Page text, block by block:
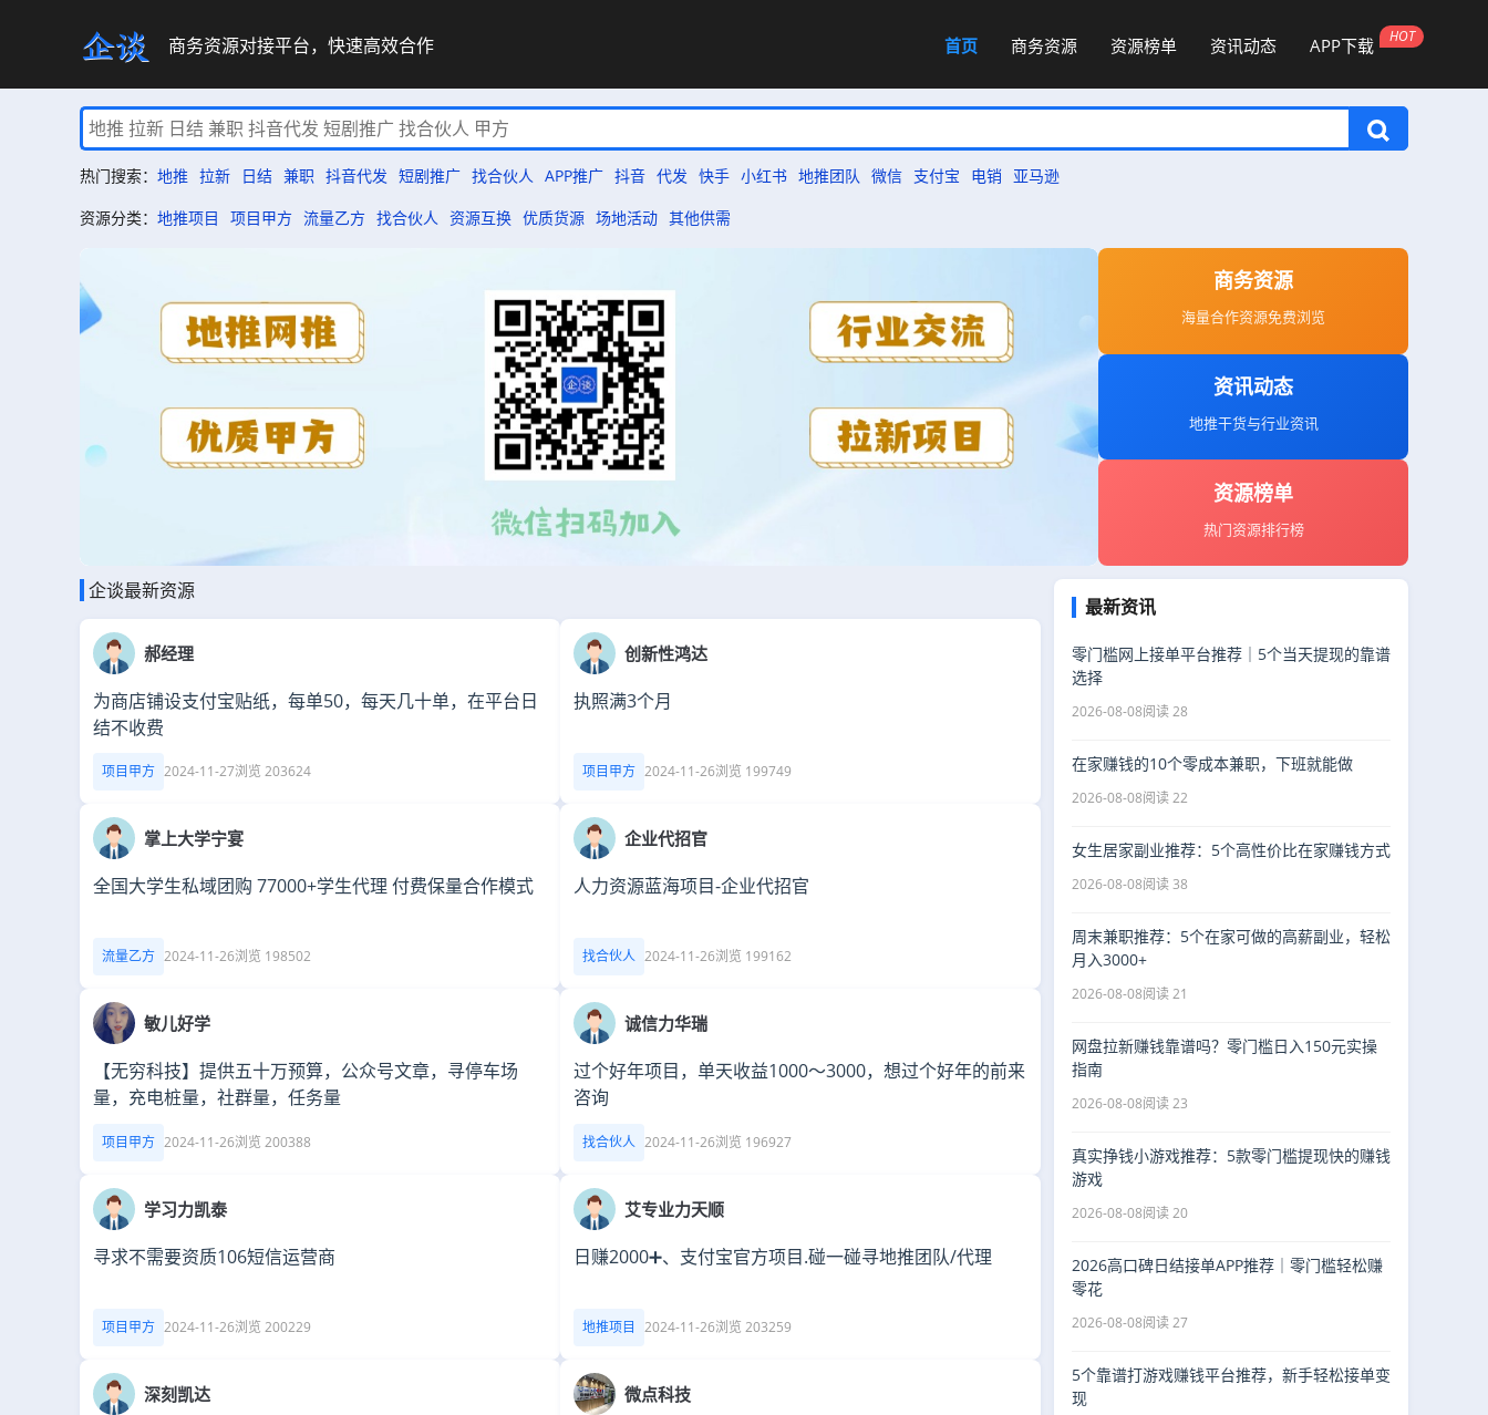
商务资源对接平台，快速高效合作 首页 商务资源 资源榜单 资讯动态 APP下载
热门搜索： 地推 拉新 日结 兼职 抖音代发 短剧推广 找合伙人 APP推广 抖音 代发 快手 小红书 地推团队 微信 支付宝 电销 亚马逊
资源分类： 地推项目 项目甲方 流量乙方 找合伙人 资源互换 优质货源 场地活动 其他供需
商务资源
海量合作资源免费浏览
资讯动态
地推干货与行业资讯
资源榜单
热门资源排行榜
企谈最新资源
郝经理
为商店铺设支付宝贴纸，每单50，每天几十单，在平台日
结不收费
项目甲方 2024-11-27浏览 203624
创新性鸿达
执照满3个月
项目甲方 2024-11-26浏览 199749
掌上大学宁宴
全国大学生私域团购 77000+学生代理 付费保量合作模式
流量乙方 2024-11-26浏览 198502
企业代招官
人力资源蓝海项目-企业代招官
找合伙人 2024-11-26浏览 199162
敏儿好学
【无穷科技】提供五十万预算，公众号文章，寻停车场
量，充电桩量，社群量，任务量
项目甲方 2024-11-26浏览 200388
诚信力华瑞
过个好年项目，单天收益1000～3000，想过个好年的前来
咨询
找合伙人 2024-11-26浏览 196927
学习力凯泰
寻求不需要资质106短信运营商
项目甲方 2024-11-26浏览 200229
艾专业力天顺
日赚2000➕、支付宝官方项目.碰一碰寻地推团队/代理
地推项目 2024-11-26浏览 203259
深刻凯达 微点科技
最新资讯
零门槛网上接单平台推荐｜5个当天提现的靠谱
选择
2026-08-08阅读 28
在家赚钱的10个零成本兼职，下班就能做
2026-08-08阅读 22
女生居家副业推荐：5个高性价比在家赚钱方式
2026-08-08阅读 38
周末兼职推荐：5个在家可做的高薪副业，轻松
月入3000+
2026-08-08阅读 21
网盘拉新赚钱靠谱吗？零门槛日入150元实操
指南
2026-08-08阅读 23
真实挣钱小游戏推荐：5款零门槛提现快的赚钱
游戏
2026-08-08阅读 20
2026高口碑日结接单APP推荐｜零门槛轻松赚
零花
2026-08-08阅读 27
5个靠谱打游戏赚钱平台推荐，新手轻松接单变
现